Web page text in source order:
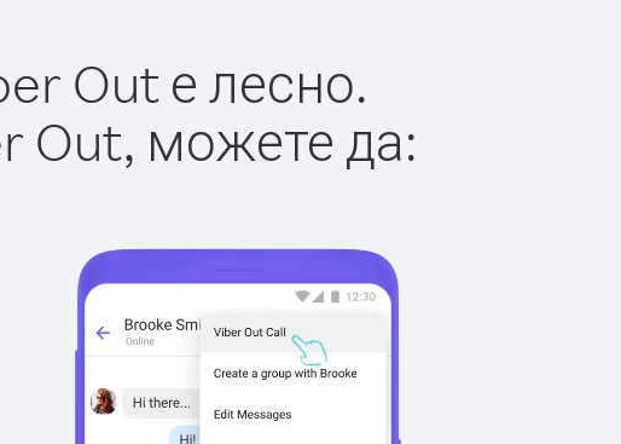
Out е лесно.
Out, можете да: